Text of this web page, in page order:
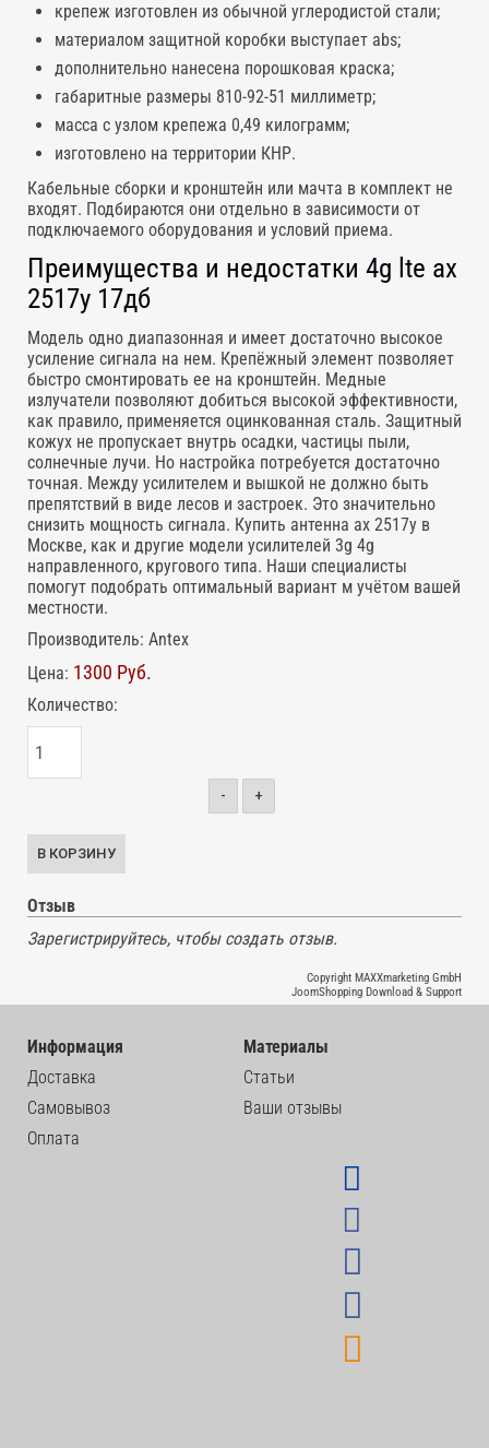
крепеж изготовлен из обычной углеродистой стали;
материалом защитной коробки выступает abs;
дополнительно нанесена порошковая краска;
габаритные размеры 810-92-51 миллиметр;
масса с узлом крепежа 0,49 килограмм;
изготовлено на территории КНР.
Кабельные сборки и кронштейн или мачта в комплект не
входят. Подбираются они отдельно в зависимости от
подключаемого оборудования и условий приема.
Преимущества и недостатки 4g lte ax
2517y 17дб
Модель одно диапазонная и имеет достаточно высокое
усиление сигнала на нем. Крепёжный элемент позволяет
быстро смонтировать ее на кронштейн. Медные
излучатели позволяют добиться высокой эффективности,
как правило, применяется оцинкованная сталь. Защитный
кожух не пропускает внутрь осадки, частицы пыли,
солнечные лучи. Но настройка потребуется достаточно
точная. Между усилителем и вышкой не должно быть
препятствий в виде лесов и застроек. Это значительно
снизить мощность сигнала. Купить антенна ax 2517y в
Москве, как и другие модели усилителей 3g 4g
направленного, кругового типа. Наши специалисты
помогут подобрать оптимальный вариант м учётом вашей
местности.
Производитель: Antex
Цена: 1300 Руб.
Количество:
- +
Отзыв
Зарегистрируйтесь, чтобы создать отзыв.
Copyright MAXXmarketing GmbH
JoomShopping Download & Support
Информация
Доставка
Самовывоз
Оплата
Материалы
Статьи
Ваши отзывы